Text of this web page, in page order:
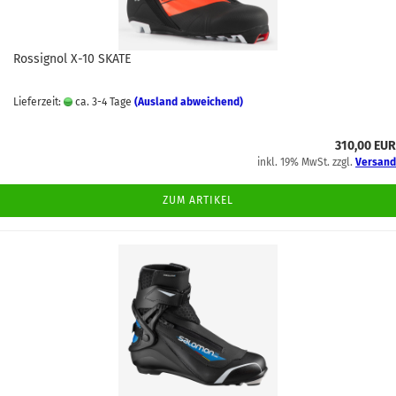
Rossignol X-10 SKATE
Lieferzeit: ca. 3-4 Tage (Ausland abweichend)
310,00 EUR
inkl. 19% MwSt. zzgl. Versand
ZUM ARTIKEL